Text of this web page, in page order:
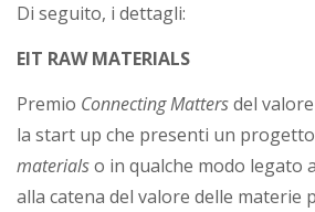
Di seguito, i dettagli:
EIT RAW MATERIALS
Premio Connecting Mattersdel
la start up che presenti un
materialso in qualche modo legato
alla catena del valore delle materie